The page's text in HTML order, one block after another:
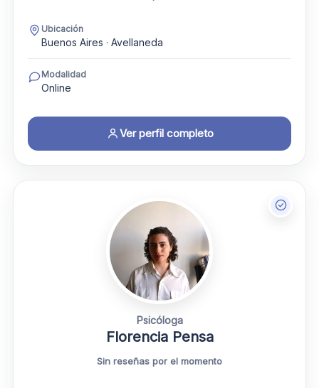
Ubicación
Buenos Aires · Avellaneda
Modalidad
Online
Ver perfil completo
Psicóloga
Florencia Pensa
Sin reseñas por el momento